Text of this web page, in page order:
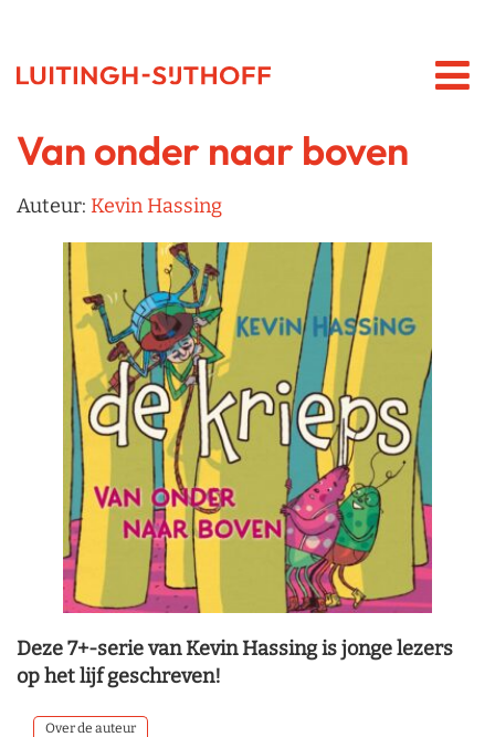
Van onder naar boven
Auteur: Kevin Hassing
Deze 7+-serie van Kevin Hassing is jonge lezers
op het lijf geschreven!
Over de auteur